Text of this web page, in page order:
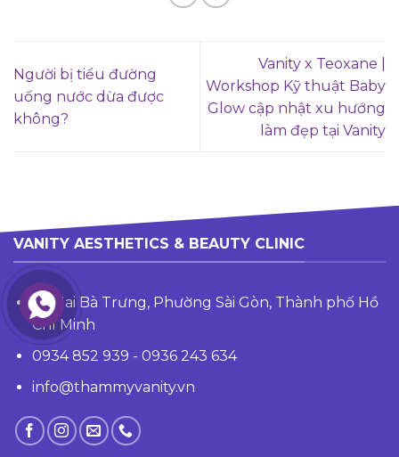
Người bị tiểu đường
uống nước dừa được
không?
Vanity x Teoxane |
Workshop Kỹ thuật Baby
Glow cập nhật xu hướng
làm đẹp tại Vanity
VANITY AESTHETICS & BEAUTY CLINIC
24 Hai Bà Trưng, Phường Sài Gòn, Thành phố Hồ
Chí Minh
0934 852 939 - 0936 243 634
info@thammyvanity.vn